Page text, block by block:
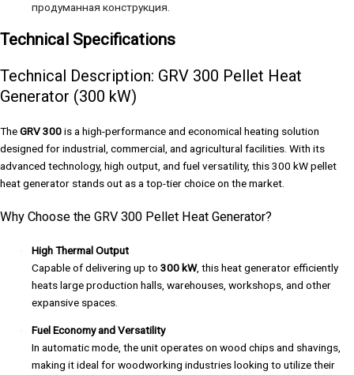
продуманная конструкция.
Technical Specifications
Technical Description: GRV 300 Pellet Heat
Generator (300 kW)
TheGRV 300is a high-performance and economical heating solution
designed for industrial, commercial, and agricultural facilities. With its
advanced technology, high output, and fuel versatility, this 300 kW pellet
heat generator stands out as a top-tier choice on the market.
Why Choose the GRV 300 Pellet Heat Generator?
High Thermal Output
Capable of delivering up to 300 kW, this heat generator efficiently
heats large production halls, warehouses, workshops, and other
expansive spaces.
Fuel Economy and Versatility
In automatic mode, the unit operates on wood chips and shavings,
making it ideal for woodworking industries looking to utilize their